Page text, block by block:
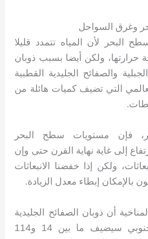
وغرق السواحل
البحر لأن المياه تتمدد قليلا
حرارتها، ولكن أيضا بسبب ذوبان
الجبلية والصفائح الجليدية القطبية
التي تضيف كميات هائلة من
فإن مستويات سطح البحر
إلى غاية نهاية القرن حتى وإن
ولكن إذا خفضنا الانبعاثات
بالإمكان إبطاء معدل الزيادة.
أن ذوبان الصفائح الجليدية
في القطب الجنوبي سيضيف ما بين 14 و114